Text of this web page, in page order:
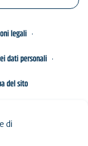
legali
dati personali
del sito
di